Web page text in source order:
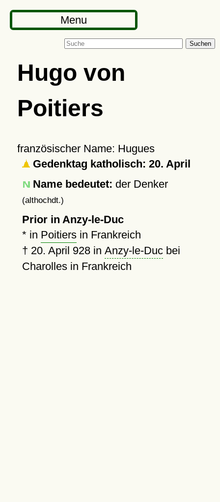
Menu
Suchen
Hugo von
Poitiers
französischer Name: Hugues
Gedenktag katholisch: 20. April
Name bedeutet: der Denker
(althochdt.)
Prior in Anzy-le-Duc
* in Poitiersin Frankreich
† 20. April 928in Anzy-le-Ducbei
Charolles in Frankreich